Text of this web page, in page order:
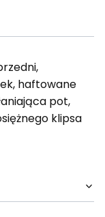
haftowane
pot,
klipsa